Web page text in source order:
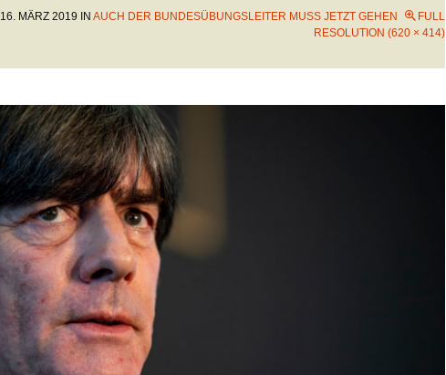
16. MÄRZ 2019 IN AUCH DER BUNDESÜBUNGSLEITER MUSS JETZT GEHEN
FULL
RESOLUTION (620 × 414)